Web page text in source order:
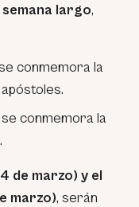
semana largo,
conmemora la
se conmemora la
de marzo) y el
marzo), serán